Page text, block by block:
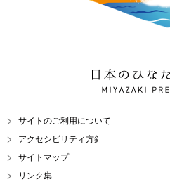
日本のひなた 宮
MIYAZAKI
サイトのご利用について
アクセシビリティ方針
サイトマップ
リンク集